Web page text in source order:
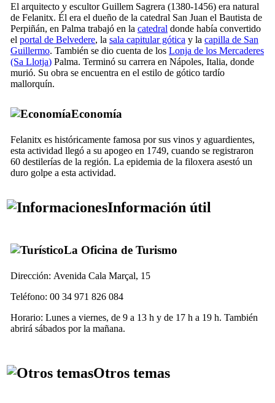
El arquitecto y escultorGuillem Sagrera (1380-1456) era natural
de Felanitx. Él era el dueño de la catedral San Juan el Bautista de
Perpiñán, en Palma trabajó en la catedral donde había convertido
el portal de Belvedere, la sala capitular gótica y la capilla de San
Guillermo. También se dio cuenta de los Lonja de los Mercaderes
(Sa Llotja) Palma. Terminó su carrera en Nápoles, Italia, donde
murió. Su obra se encuentra en el estilo de gótico tardío
mallorquín.
Economía
Felanitx es históricamente famosa por sus vinos y aguardientes,
esta actividad llegó a su apogeo en 1749, cuando se registraron
60 destilerías de la región. La epidemia de la filoxera asestó un
duro golpe a esta actividad.
Información útil
La Oficina de Turismo
Dirección: Avenida Cala Marçal, 15
Teléfono: 00 34 971 826 084
Horario: Lunes a viernes, de 9 a 13 h y de 17 h a 19 h. También
abrirá sábados por la mañana.
Otros temas